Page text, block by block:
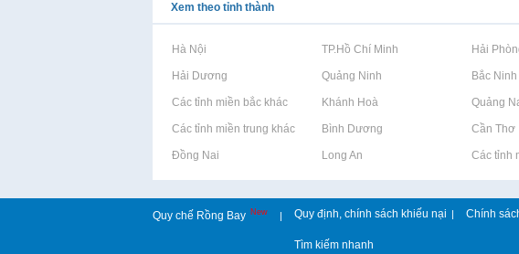
Xem theo tỉnh thành
Rao vặt tại Hà Nội Rao vặt tại TP.Hồ Chí Minh Rao vặt tại Hải
Rao vặt tại Hải Dương Rao vặt tại Quảng Ninh Rao vặt tại Bắc Ninh
Rao vặt tại Các tỉnh miền bắc khácRao vặt tại Khánh Hoà Rao vặt tại Quảng
Rao vặt tại Các tỉnh miền trung khácRao vặt tại Bình Dương Rao vặt tại Cần Thơ
Rao vặt tại Đồng Nai Rao vặt tại Long An Rao vặt tại Các
Quy chế Rồng Bay New | Quy định, chính sách khiếu nại | Chính
Tìm kiếm nhanh